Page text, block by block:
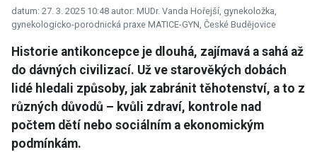
datum: 27. 3. 2025 10:48 autor: MUDr. Vanda Hořejší, gynekoložka,
gynekologicko-porodnická praxe MATICE-GYN, České Budějovice
Historie antikoncepce je dlouhá, zajímavá a sahá až
do dávných civilizací. Už ve starověkých dobách
lidé hledali způsoby, jak zabránit těhotenství, a to z
různých důvodů – kvůli zdraví, kontrole nad
počtem dětí nebo sociálním a ekonomickým
podmínkám.